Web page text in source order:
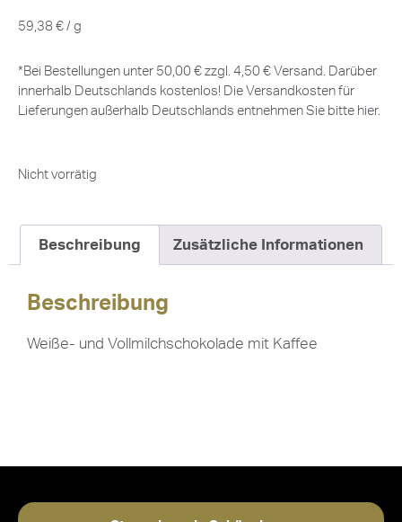
59,38 € / g
*Bei Bestellungen unter 50,00 € zzgl. 4,50 € Versand. Darüber
innerhalb Deutschlands kostenlos! Die Versandkosten für
Lieferungen außerhalb Deutschlands entnehmen Sie bitte hier.
Nicht vorrätig
Beschreibung Zusätzliche Informationen
Beschreibung
Weiße- und Vollmilchschokolade mit Kaffee